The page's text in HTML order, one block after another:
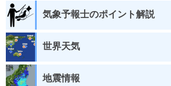
気象予報士のポイント解説
世界天気
地震情報